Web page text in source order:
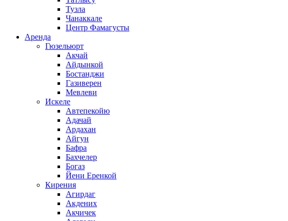
Тузла
Чанаккале
Центр Фамагусты
Аренда
Гюзельюрт
Акчай
Айдынкой
Бостанджи
Газиверен
Мевлеви
Искеле
Автепекойю
Адачай
Ардахан
Айгун
Бафра
Бахчелер
Богаз
Йени Еренкой
Кирения
Агирдаг
Акдених
Акчичек